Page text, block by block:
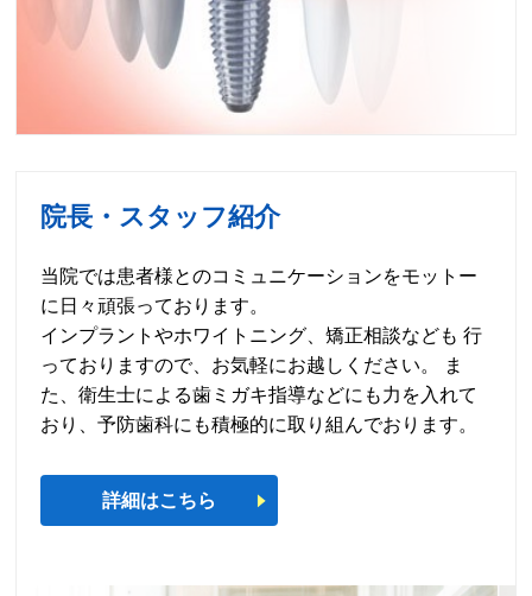
院長・スタッフ紹介
当院では患者様とのコミュニケーションをモットー
に日々頑張っております。
インプラントやホワイトニング、矯正相談なども 行
っておりますので、お気軽にお越しください。 ま
た、衛生士による歯ミガキ指導などにも力を入れて
おり、予防歯科にも積極的に取り組んでおります。
詳細はこちら